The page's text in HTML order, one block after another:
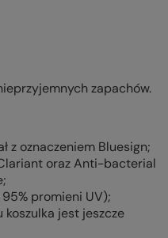
zapachów.
z oznaczeniem Bluesign;
oraz Anti-bacterial
promieni UV);
koszulka jest jeszcze